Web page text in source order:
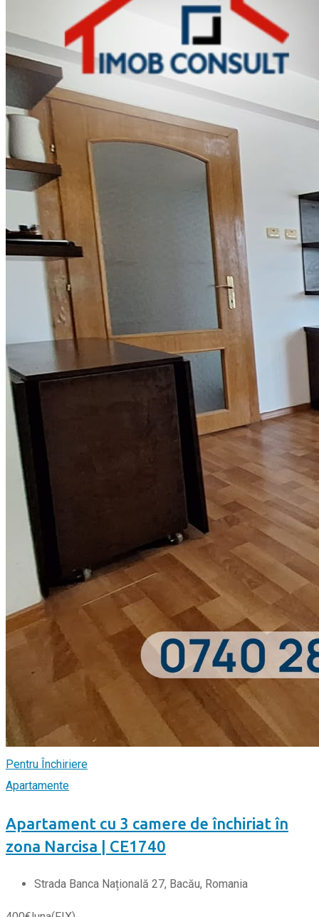
Pentru Închiriere
Apartamente
Apartament cu 3 camere de închiriat în
zona Narcisa | CE1740
Strada Banca Națională 27, Bacău, Romania